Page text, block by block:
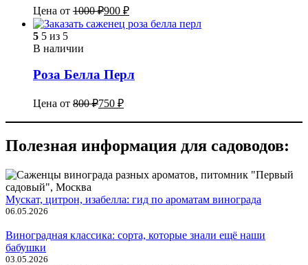
Цена от 1000₽900 ₽
5 5 из 5
В наличии
Роза Белла Перл
Цена от 800₽750 ₽
Полезная информация для садоводов:
Мускат, цитрон, изабелла: гид по ароматам винограда
06.05.2026
Виноградная классика: сорта, которые знали ещё наши
бабушки
03.05.2026